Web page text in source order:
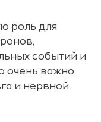
роль для
событий и
очень важно
и нервной